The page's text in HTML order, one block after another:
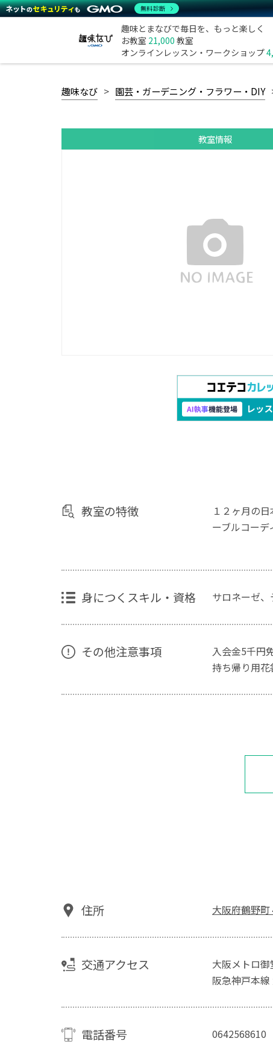
趣味とまなびで毎日を、もっと楽しく
お教室 21,000 教室
オンラインレッスン・ワークショップ
趣味なび 園芸・ガーデニング・フラワー・DIY
教室情報
教室の特徴
１２ヶ月の
ーブルコーデ
身につくスキル・資格 サロネーゼ
その他注意事項
入会金5千円
持ち帰り用
住所 大阪府鶴野町
交通アクセス
大阪メトロ
阪急神戸本
電話番号 0642568610
無料診断